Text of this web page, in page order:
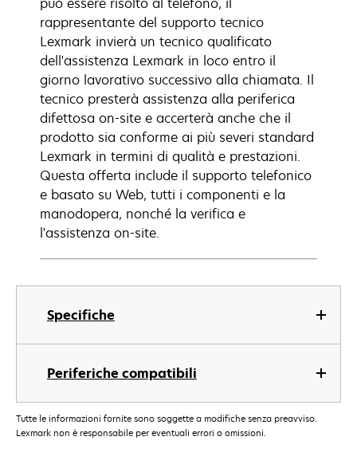
Specifiche
Periferiche compatibili
rappresentante del supporto tecnico
Lexmark invierà un tecnico qualificato
dell'assistenza Lexmark in loco entro il
giorno lavorativo successivo alla chiamata. Il
tecnico presterà assistenza alla periferica
difettosa on-site e accerterà anche che il
prodotto sia conforme ai più severi standard
Lexmark in termini di qualità e prestazioni.
Questa offerta include il supporto telefonico
e basato su Web, tutti i componenti e la
manodopera, nonché la verifica e
l'assistenza on-site.
Tutte le informazioni fornite sono soggette a modifiche senza preavviso.
Lexmark non è responsabile per eventuali errori o omissioni.